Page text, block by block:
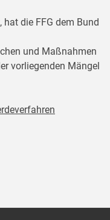
die FFG dem Bund
und Maßnahmen
vorliegenden Mängel